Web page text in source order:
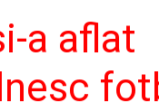
a aflat